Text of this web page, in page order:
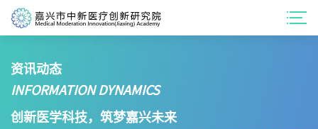
资讯动态
INFORMATION DYNAMICS
创新医学科技，筑梦嘉兴未来